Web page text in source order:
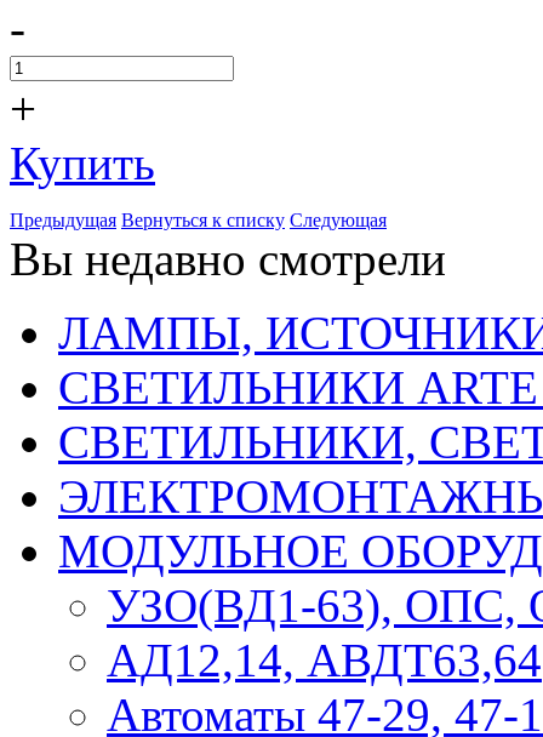
-
+
Купить
Предыдущая Вернуться к списку Следующая
Вы недавно смотрели
ЛАМПЫ,
СВЕТИЛЬНИКИ ARTE
СВЕТИЛЬНИКИ,
МОДУЛЬНОЕ
УЗО(ВД1-63), ОПС,
АД12,14, АВДТ63,64
Автоматы 47-29, 47-